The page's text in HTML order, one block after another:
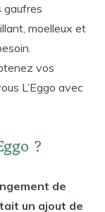
gaufres
moelleux et
vos
L’Eggo avec
?
de
un ajout de